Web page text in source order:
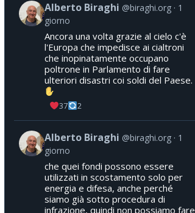
Alberto Biraghi @biraghi.org
1
giorno
Ancora una volta grazie al cielo c'è
l'Europa che impedisce ai cialtroni
che inopinatamente occupano
poltrone in Parlamento di fare
ulteriori disastri coi soldi del Paese.
37 2
Alberto Biraghi @biraghi.org
1
giorno
che quei fondi possono essere
utilizzati in scostamento solo per
energia e difesa, anche perché
siamo già sotto procedura di
infrazione, quindi non possiamo fare